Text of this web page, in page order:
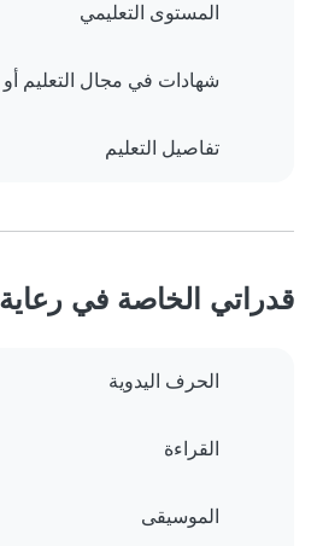
المستوى التعليمي
شهادات في مجال التعليم أو
تفاصيل التعليم
قدراتي الخاصة في
الحرف اليدوية
القراءة
الموسيقى